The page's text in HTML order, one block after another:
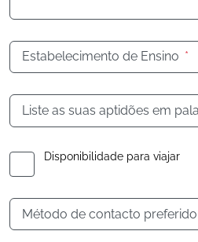
Estabelecimento de Ensino *
Liste as suas aptidões em
Disponibilidade para viajar
Método de contacto preferido